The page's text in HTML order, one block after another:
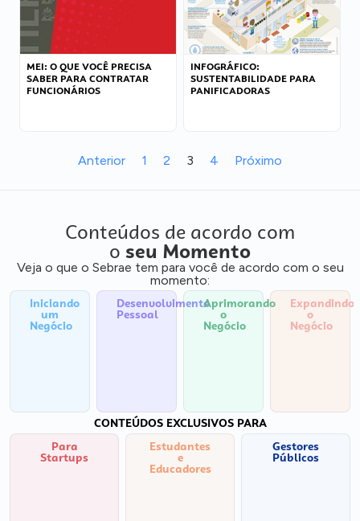
MEI: O QUE VOCÊ PRECISA
SABER PARA CONTRATAR
FUNCIONÁRIOS
INFOGRÁFICO:
SUSTENTABILIDADE PARA
PANIFICADORAS
Anterior 1 2 3 4 Próximo
Conteúdos de acordo com
o seu Momento
Veja o que o Sebrae tem para você de acordo com o seu
momento:
Iniciando
um
Negócio
Desenvolvimento
Pessoal
Aprimorando
o
Negócio
Expandindo
o
Negócio
CONTEÚDOS EXCLUSIVOS PARA
Para
Startups
Estudantes
e
Educadores
Gestores
Públicos